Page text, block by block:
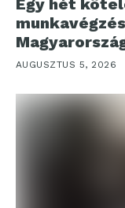
Egy hét
AUGUSZTUS 5, 2026